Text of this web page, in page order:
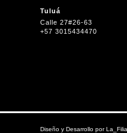
Tuluá
Calle 27#26-63
+57 3015434470
Diseño y Desarrollo por